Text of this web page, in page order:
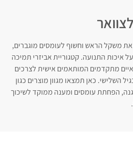
משקל הראש וחשוף לעומסים מוגברים,
איכות התנועה. קטגוריית אביזרי תמיכה
מתקדמים המותאמים אישית לצרכים
השלישי. כאן תמצאו מגוון מוצרים כגון
הפחתת עומסים ומענה ממוקד לשיכוך